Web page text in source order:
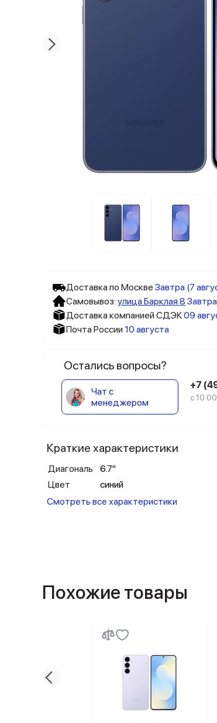
Доставка по Москве Завтра (7
Самовывоз: улица Барклая 8
Доставка компанией СДЭК09
Почта России 10 августа
Остались вопросы?
Чат с
менеджером
+7
с
Краткие характеристики
Диагональ
6.7"
Цвет
синий
Смотреть все характеристики
Похожие товары